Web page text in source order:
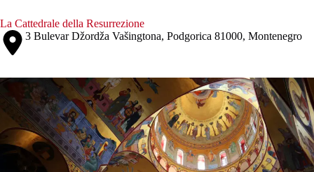
La Cattedrale della Resurrezione
3 Bulevar Džordža Vašingtona, Podgorica 81000, Montenegro